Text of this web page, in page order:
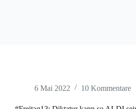
6 Mai 2022 10 Kommentare